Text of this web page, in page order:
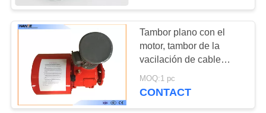
Carretilla del cable
del adorno
Tambor plano con el
motor, tambor de la
vacilación de cable
eléctrico de la pintura
roja del carrete de cable
MOQ:1 pc
CONTACT